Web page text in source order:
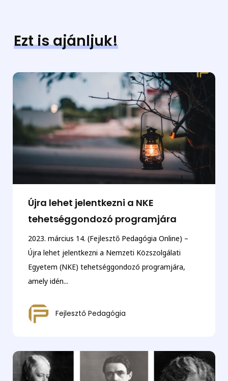
Ezt is ajánljuk!
Újra lehet jelentkezni a NKE
tehetséggondozó programjára
2023. március 14. (Fejlesztő Pedagógia Online) –
Újra lehet jelentkezni a Nemzeti Közszolgálati
Egyetem (NKE) tehetséggondozó programjára,
amely idén...
Fejlesztő Pedagógia